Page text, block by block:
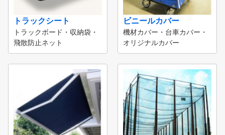
トラックシート
トラックボード・収納袋・
飛散防止ネット
ビニールカバー
機材カバー・台車カバー・
オリジナルカバー